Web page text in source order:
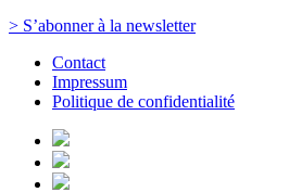
> S’abonner à la newsletter
Contact
Impressum
Politique de confidentialité